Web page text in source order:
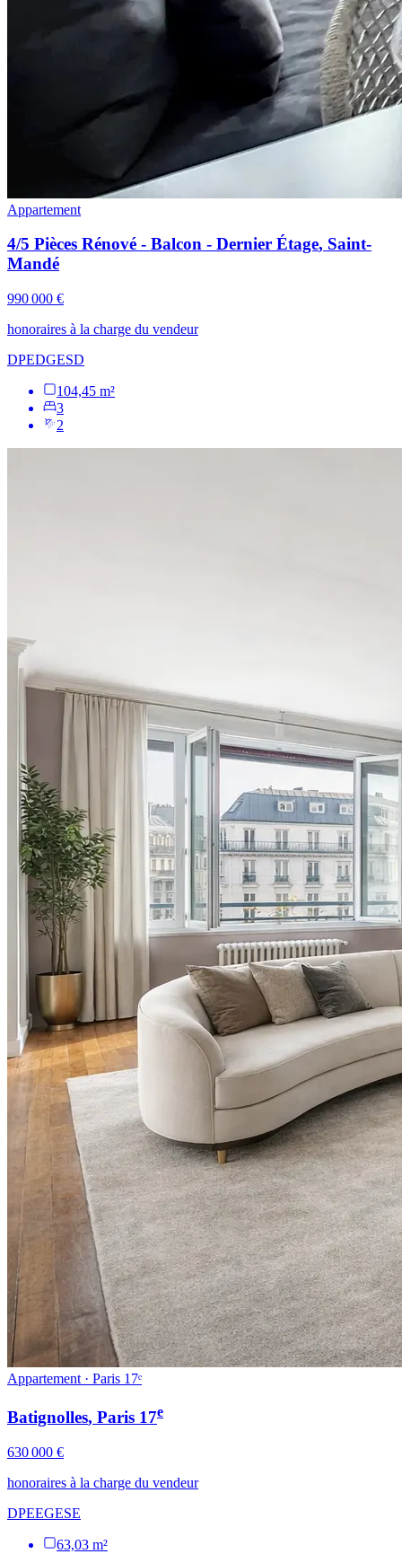
Appartement
4/5 Pièces Rénové - Balcon - Dernier Étage, Saint-
Mandé
990 000 €
honoraires à la charge du vendeur
DPEDGESD
104,45 m²
3
2
Appartement · Paris 17ᵉ
Batignolles, Paris 17e
630 000 €
honoraires à la charge du vendeur
DPEEGESE
63,03 m²